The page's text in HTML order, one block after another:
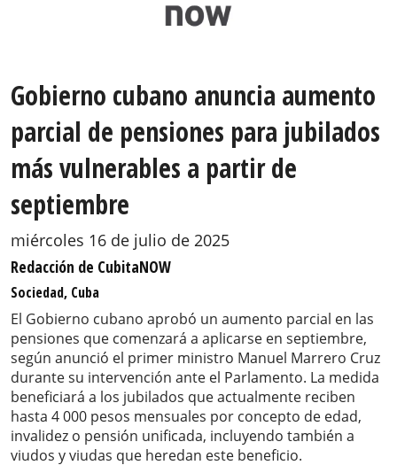
Gobierno cubano anuncia aumento
parcial de pensiones para jubilados
más vulnerables a partir de
septiembre
miércoles 16 de julio de 2025
Redacción de CubitaNOW
Sociedad, Cuba
El Gobierno cubano aprobó un aumento parcial en las
pensiones que comenzará a aplicarse en septiembre,
según anunció el primer ministro Manuel Marrero Cruz
durante su intervención ante el Parlamento. La medida
beneficiará a los jubilados que actualmente reciben
hasta 4 000 pesos mensuales por concepto de edad,
invalidez o pensión unificada, incluyendo también a
viudos y viudas que heredan este beneficio.